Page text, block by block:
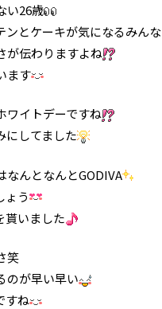
い26歳
ンとケーキが気になるみんな
が伝わりますよね
ます
ワイトデーですね
にしてました
なんとなんとGODIVA
ょう
貰いました
笑
のが早い早い
すね